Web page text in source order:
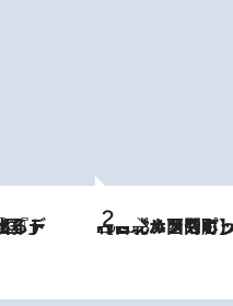
2026.8.4
【台北・西門町】台湾旅行で行くべきグルメスポット7選《濃厚ルーローハンやもっちり粽、サクふわドーナツも》